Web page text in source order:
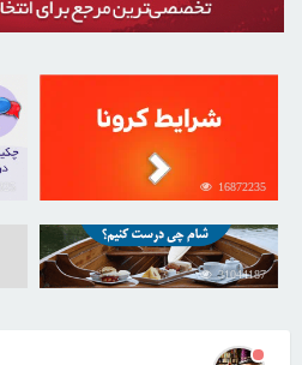
16872235
31044187